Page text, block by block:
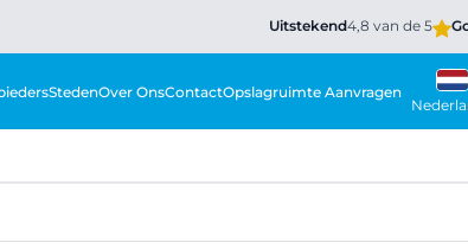
Uitstekend4,8 van de 5
StedenOver OnsContactOpslagruimte Aanvragen